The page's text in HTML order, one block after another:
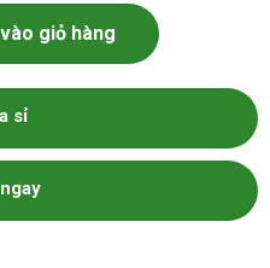
giỏ hàng
sỉ